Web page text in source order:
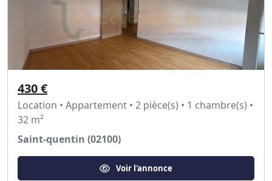
430 €
Location • Appartement • 2 pièce(s) • 1 chambre(s) •
32 m²
Saint-quentin (02100)
Voir l'annonce